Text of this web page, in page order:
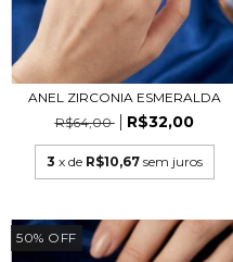
ANEL ZIRCONIA ESMERALDA
R$64,00
R$32,00
3 x de R$10,67 sem juros
50% OFF